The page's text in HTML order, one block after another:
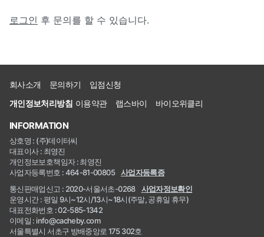
로그인 후 문의를 할 수 있습니다.
회사소개 문의하기
입점신청
개인정보처리방침 이용약관 랩스바이 바이오위클리
INFORMATION
상호명 : (주)데이터씨
대표이사 : 최영진
개인정보보호책임자 : 최영진
사업자등록번호 : 464-81-00805
사업자등록증
통신판매업신고 : 2020-서울서초-0268
사업자정보확인
운영시간 : 평일 9시~12시/13시~18시(주말, 공휴일 휴무)
대표전화번호 : 02-585-1342
이메일 : info@cacheby.com
서울특별시 서초구 방배중앙로 175 302호